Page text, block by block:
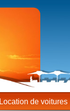
Location de voitures